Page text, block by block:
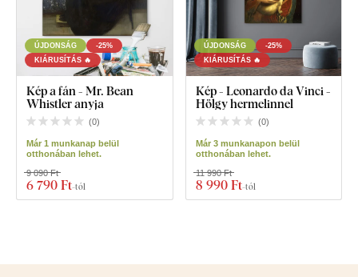
ÚJDONSÁG
-25%
KIÁRUSÍTÁS 🔥
Kép a fán - Mr. Bean
Whistler anyja
(0)
Már 1 munkanap belül
otthonában lehet.
6 790 Ft-tól
9 090 Ft
ÚJDONSÁG
-25%
KIÁRUSÍTÁS 🔥
Kép - Leonardo da Vinci -
Hölgy hermelinnel
(0)
Már 3 munkanapon belül
otthonában lehet.
8 990 Ft-tól
11 990 Ft